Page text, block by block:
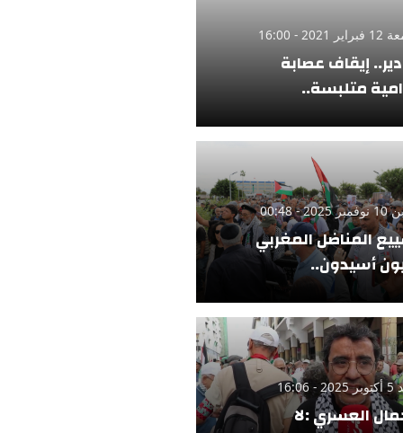
- 16:00
إيقاف عصابة
متلبسة..
- 00:48
المناضل المغربي
أسيدون..
16:06
العسري :لا